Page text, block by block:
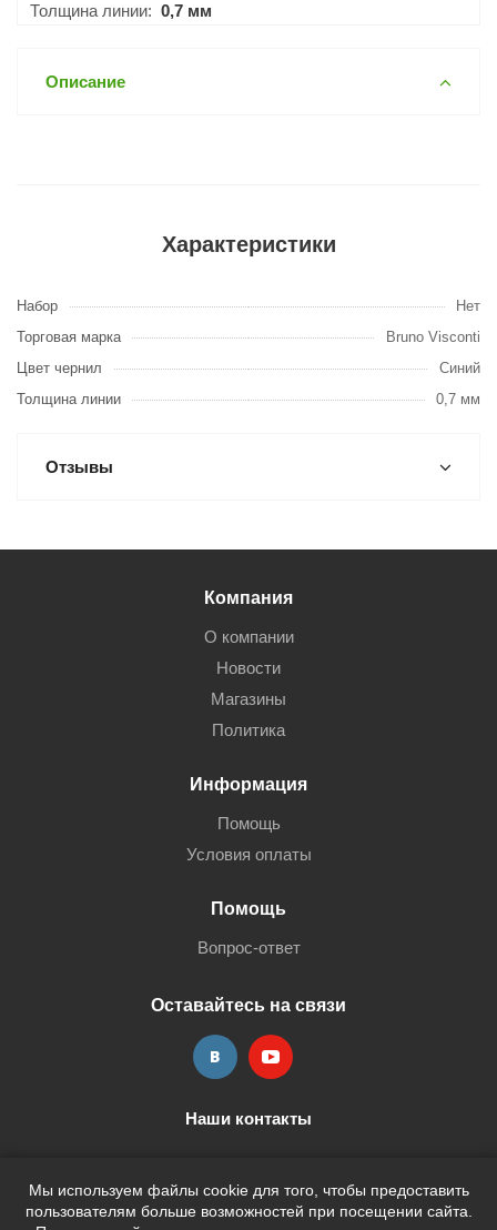
Толщина линии: 0,7 мм
Описание
Характеристики
Набор
Нет
Торговая марка
Bruno Visconti
Цвет чернил
Синий
Толщина линии
0,7 мм
Отзывы
Мы используем файлы cookie для того, чтобы предоставить
пользователям больше возможностей при посещении сайта.
Компания
О компании
Новости
Магазины
Политика
Информация
Помощь
Условия оплаты
Помощь
Вопрос-ответ
Оставайтесь на связи
Наши контакты